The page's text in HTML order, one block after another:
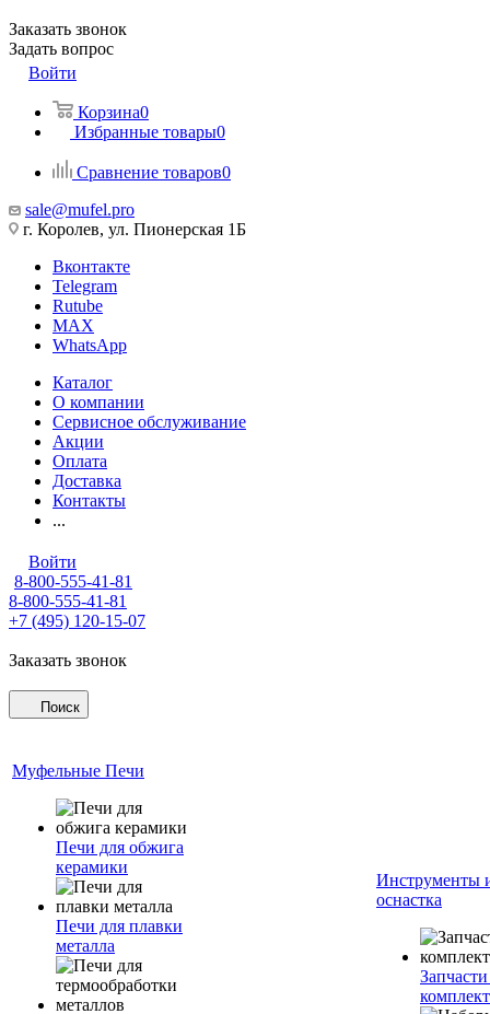
Заказать звонок
Задать вопрос
Войти
Корзина0
Избранные товары0
Сравнение товаров0
sale@mufel.pro
г. Королев, ул. Пионерская 1Б
Вконтакте
Telegram
Rutube
MAX
WhatsApp
Каталог
О компании
Сервисное обслуживание
Акции
Оплата
Доставка
Контакты
...
Войти
8-800-555-41-81
8-800-555-41-81
+7 (495) 120-15-07
Заказать звонок
Поиск
Муфельные Печи
Печи для обжига
керамики
Печи для плавки
металла
Инструменты
оснастка